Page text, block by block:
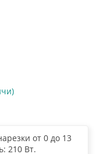
от 0 до 13
210 Вт.